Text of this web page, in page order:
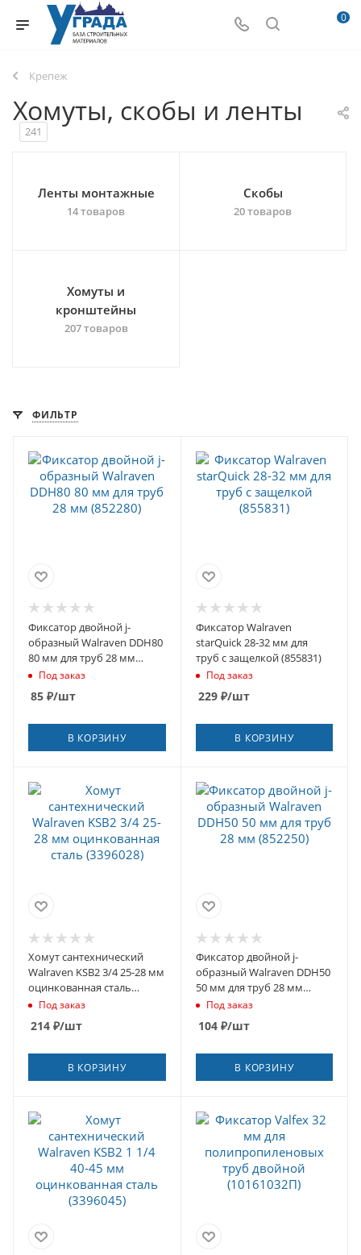
0
Крепеж
Хомуты, скобы и ленты
241
Ленты монтажные
14 товаров
Скобы
20 товаров
Хомуты и
кронштейны
207 товаров
ФИЛЬТР
Фиксатор двойной j-
образный Walraven DDH80
80 мм для труб 28 мм
(852280)
Под заказ
85 ₽/шт
В КОРЗИНУ
Фиксатор Walraven
starQuick 28-32 мм для
труб с защелкой (855831)
Под заказ
229₽/шт
В КОРЗИНУ
Хомут сантехнический
Walraven KSB2 3/4 25-28 мм
оцинкованная сталь
(3396028)
Под заказ
214 ₽/шт
В КОРЗИНУ
Фиксатор двойной j-
образный Walraven DDH50
50 мм для труб 28 мм
(852250)
Под заказ
104₽/шт
В КОРЗИНУ